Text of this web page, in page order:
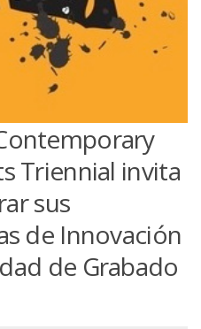
Triennial invita
sus
de Innovación
de Grabado